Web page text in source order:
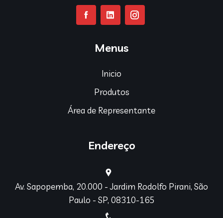
Menus
Inicio
Produtos
Área de Representante
Endereço
Av. Sapopemba, 20.000 - Jardim Rodolfo Pirani, São
Paulo - SP, 08310-165